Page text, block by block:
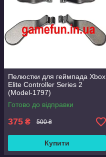
Пелюстки для геймпада Xbox
Elite Controller Series 2
(Model-1797)
Готово до відправки
375 ₴ 500 ₴
Купити